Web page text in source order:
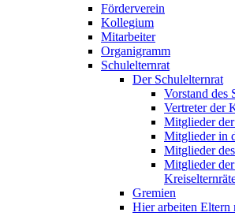
Förderverein
Kollegium
Mitarbeiter
Organigramm
Schulelternrat
Der Schulelternrat
Vorstand des
Vertreter der
Mitglieder
Mitglieder in
Mitglieder
Mitglieder
Gremien
Hier arbeiten Eltern